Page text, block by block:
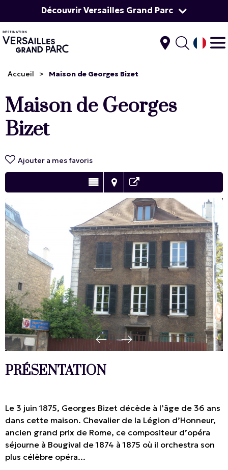
Découvrir Versailles Grand Parc
Accueil > Maison de Georges Bizet
Maison de Georges
Bizet
Ajouter a mes favoris
PRÉSENTATION
Le 3 juin 1875, Georges Bizet décède à l’âge de 36 ans
dans cette maison. Chevalier de la Légion d’Honneur,
ancien grand prix de Rome, ce compositeur d’opéra
séjourne à Bougival de 1874 à 1875 où il orchestra son
plus célèbre opéra...